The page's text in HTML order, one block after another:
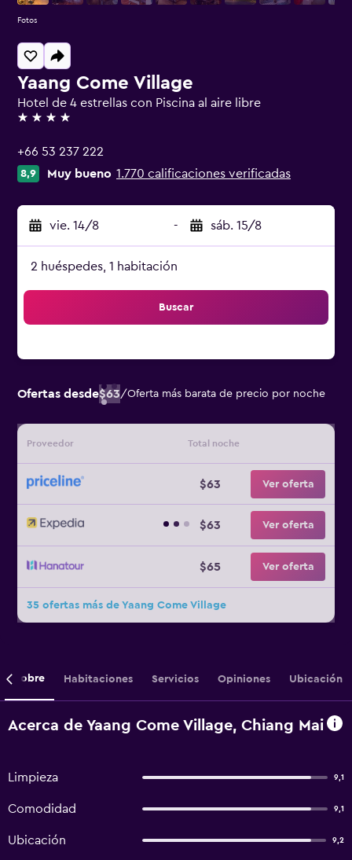
Yaang Come Village
Hotel de 4 estrellas con Piscina al aire libre
4 estrellas
+66 53 237 222
8,9 Muy bueno 1.770 calificaciones verificadas
vie. 14/8 - sáb. 15/8
2 huéspedes, 1 habitación
Buscar
Ofertas desde$63/Oferta más barata de precio por noche
Proveedor Total noche
$63 Ver oferta
$63 Ver oferta
$65 Ver oferta
35 ofertas más de Yaang Come Village
Fotos
Sobre Habitaciones Servicios Opiniones Ubicación
Acerca de Yaang Come Village, Chiang Mai
Limpieza 9,1
Comodidad 9,1
Ubicación 9,2